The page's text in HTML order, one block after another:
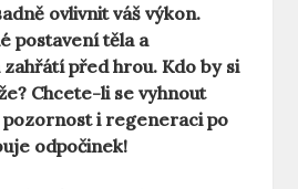
ovlivnit váš výkon.
postavení těla a
před hrou. Kdo by si
Chcete-li se vyhnout
i regeneraci po
odpočinek!